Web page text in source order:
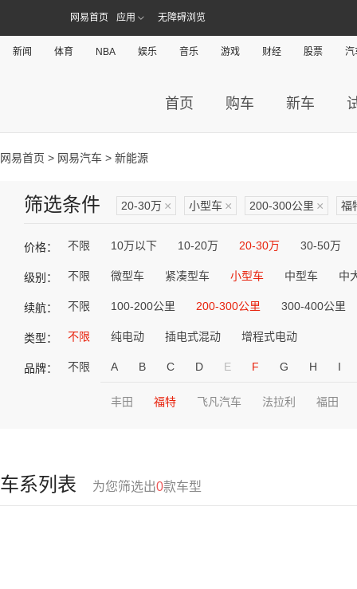
网易首页 应用 无障碍浏览
新闻 体育 NBA 娱乐 音乐 游戏 财经 股票 汽
首页 购车 新车
网易首页 > 网易汽车 > 新能源
筛选条件 20-30万 × 小型车 × 200-300公里 × 福
价格： 不限 10万以下 10-20万 20-30万 30-50万
级别： 不限 微型车 紧凑型车 小型车 中型车 中
续航： 不限 100-200公里 200-300公里 300-400公里
类型： 不限 纯电动 插电式混动 增程式电动
品牌： 不限 A B C D E F G H I
丰田 福特 飞凡汽车 法拉利 福田
车系列表 为您筛选出0款车型